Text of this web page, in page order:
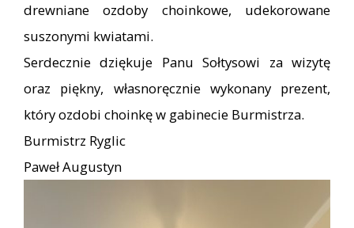
drewniane ozdoby choinkowe, udekorowane
suszonymi kwiatami.
Serdecznie dziękuje Panu Sołtysowi za wizytę
oraz piękny, własnoręcznie wykonany prezent,
który ozdobi choinkę w gabinecie Burmistrza.
Burmistrz Ryglic
Paweł Augustyn